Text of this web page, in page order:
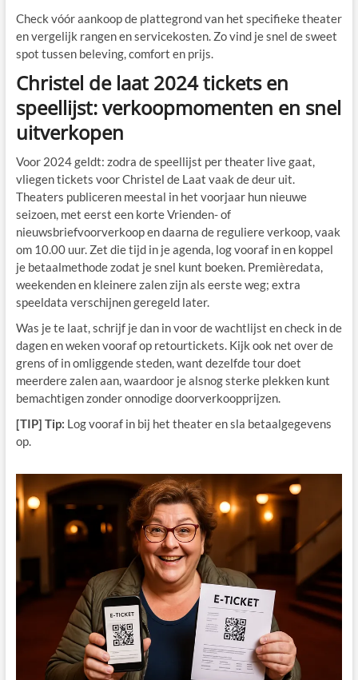
Check vóór aankoop de plattegrond van het specifieke theater
en vergelijk rangen en servicekosten. Zo vind je snel de sweet
spot tussen beleving, comfort en prijs.
Christel de laat 2024 tickets en
speellijst: verkoopmomenten en snel
uitverkopen
Voor 2024 geldt: zodra de speellijst per theater live gaat,
vliegen tickets voor Christel de Laat vaak de deur uit.
Theaters publiceren meestal in het voorjaar hun nieuwe
seizoen, met eerst een korte Vrienden- of
nieuwsbriefvoorverkoop en daarna de reguliere verkoop, vaak
om 10.00 uur. Zet die tijd in je agenda, log vooraf in en koppel
je betaalmethode zodat je snel kunt boeken. Premièredata,
weekenden en kleinere zalen zijn als eerste weg; extra
speeldata verschijnen geregeld later.
Was je te laat, schrijf je dan in voor de wachtlijst en check in de
dagen en weken vooraf op retourtickets. Kijk ook net over de
grens of in omliggende steden, want dezelfde tour doet
meerdere zalen aan, waardoor je alsnog sterke plekken kunt
bemachtigen zonder onnodige doorverkoopprijzen.
[TIP] Tip: Log vooraf in bij het theater en sla betaalgegevens
op.